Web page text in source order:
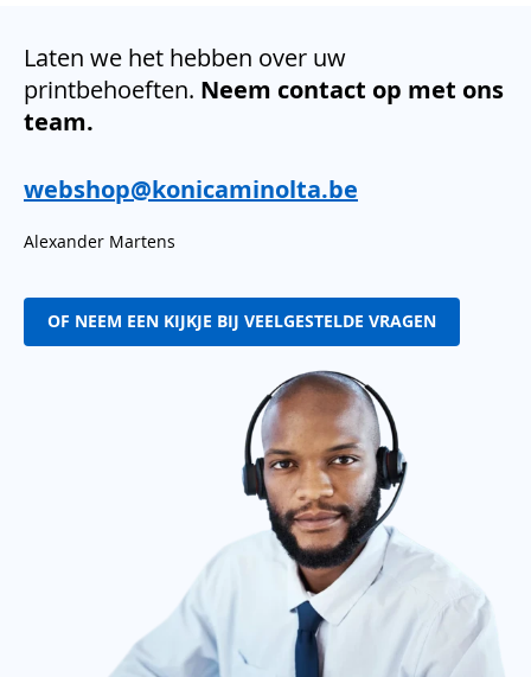
Laten we het hebben over uw
printbehoeften. Neem contact op met ons
team.
webshop@konicaminolta.be
Alexander Martens
OF NEEM EEN KIJKJE BIJ VEELGESTELDE VRAGEN